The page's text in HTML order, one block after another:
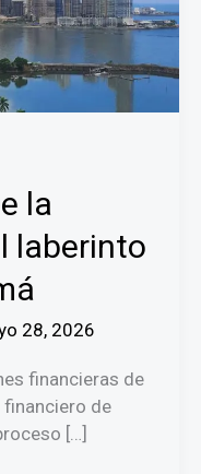
la
laberinto
28, 2026
financieras de
de
[…]